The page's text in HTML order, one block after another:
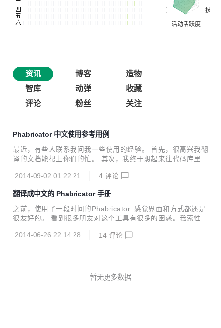
资讯 博客
造物
智库
动弹
收藏
评论
粉丝 关注
Phabricator 中文使用参考用例
最近，有些人联系我问我一些使用的经验。 首先，很高兴我翻
译的文档能帮上你们的忙。 其次，我终于想起来往代码库里添
管的小游戏。 在我调研这款软件的时候，这个游戏项目中使用
望能帮到一些进阶使用者。 代码库地址： http://git.oschina.n
et/loongchen/Phabricator-chinese-manual.git 再次希望能
得到大家友好的反馈\(^o^)/~
2014-09-02 01:22:21 4 评论
翻译成中文的 Phabricator 手册
之前，使用了一段时间的Phabricator. 感觉界面和方式都还是
很友好的。 看到很多朋友对这个工具有很多的困惑。我索性就
的地方。 我在封面写了个人的邮箱，希望大家发现错误及时反
从网盘中获取： http://pan.baidu.com/s/1hqopBxi 再次希望
2014-06-26 22:14:28 14 评论
暂无更多数据